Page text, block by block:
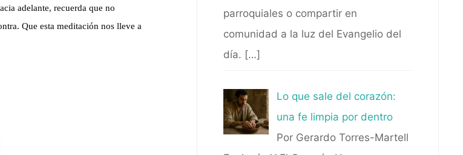
adelante, recuerda que no
Que esta meditación nos lleve a
parroquiales o compartir en
comunidad a la luz del Evangelio del
día. […]
Lo que sale del corazón:
una fe limpia por dentro
Por Gerardo Torres-Martell